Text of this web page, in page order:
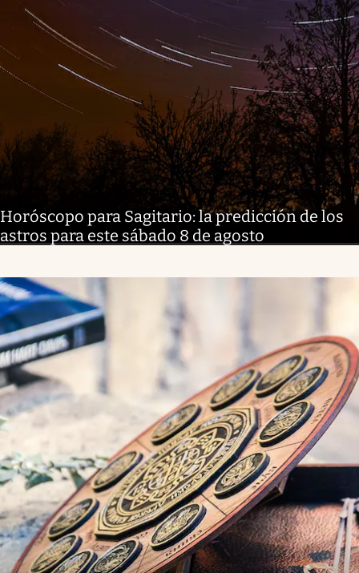
Horóscopo para Sagitario: la predicción de los
astros para este sábado 8 de agosto